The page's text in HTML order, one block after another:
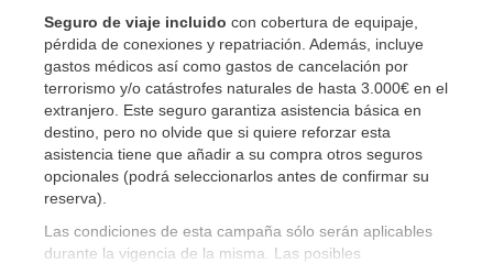
dirigirme?
¿Incluye algún seguro de viaje mi reserva?
¿Cuáles son las condiciones generales en las
reservas de viajes?
¿Cuáles son los impuestos de entrada y salida del
país si viajo a América?
Seguro de viaje incluido con cobertura de equipaje,
pérdida de conexiones y repatriación. Además, incluye
gastos médicos así como gastos de cancelación por
terrorismo y/o catástrofes naturales de hasta 3.000€ en el
extranjero. Este seguro garantiza asistencia básica en
destino, pero no olvide que si quiere reforzar esta
asistencia tiene que añadir a su compra otros seguros
opcionales (podrá seleccionarlos antes de confirmar su
reserva)
Las condiciones de esta campaña sólo serán aplicables
durante la vigencia de la misma. Las posibles